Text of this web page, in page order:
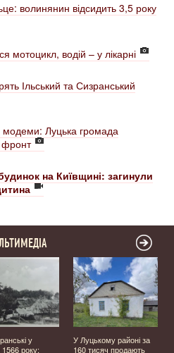
волинянин відсидить 3,5 року
мотоцикл, водій – у лікарні
Ільський та Сизранський
модеми: Луцька громада
фронт
на Київщині: загинули
у
року:
У Луцькому районі за
160 тисяч продають